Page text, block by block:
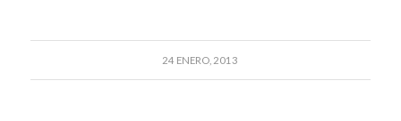
24 ENERO, 2013